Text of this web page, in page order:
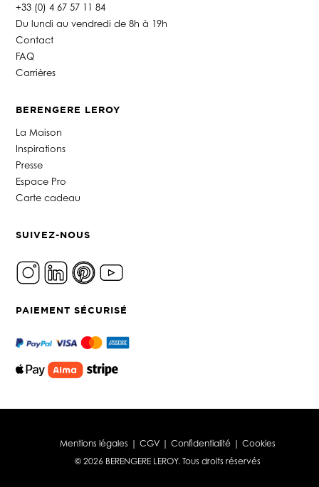
+33 (0) 4 67 57 11 84
Du lundi au vendredi de 8h à 19h
Contact
FAQ
Carrières
BERENGERE LEROY
La Maison
Inspirations
Presse
Espace Pro
Carte cadeau
SUIVEZ-NOUS
PAIEMENT SÉCURISÉ
Mentions légales | CGV | Confidentialité | Cookies
© 2026 BERENGERE LEROY. Tous droits réservés